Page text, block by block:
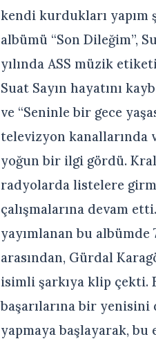
kendi kurdukları yapım
albümü “Son Dileğim”,
yılında ASS müzik
Suat Sayın hayatını
ve “Seninle bir gece
televizyon kanallarında
yoğun bir ilgi gördü.
radyolarda listelere
çalışmalarına devam
yayımlanan bu
arasından, Gürdal
isimli şarkıya klip çekti.
başarılarına bir yenisini
yapmaya başlayarak,